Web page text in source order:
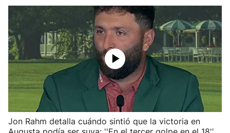
Ciclismo
Herri-kirolak
Balonmano
Kirolak 360
Atletismo
Jon Rahm detalla cuándo sintió que la victoria en